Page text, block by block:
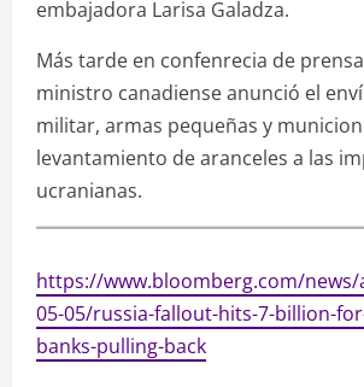
embajadora Larisa Galadza.
Más tarde en confenrecia de
ministro canadiense anunció el
militar, armas pequeñas y
levantamiento de aranceles a las
ucranianas.
https://www.bloomberg.com/news/
05-05/russia-fallout-hits-7-billion-
banks-pulling-back